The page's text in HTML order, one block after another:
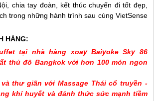
chia tay đoàn, kết thúc chuyến đi tốt đẹp,
trong những hành trình sau cùng VietSense
HÀNG:
tại nhà hàng xoay Baiyoke Sky 86
thủ đô Bangkokvới hơn 100 món ngon
và thư giãn với Massage Thái cổ truyền -
khí huyết và đánh thức sức mạnh tiềm